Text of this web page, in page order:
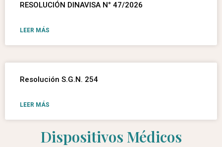
RESOLUCIÓN DINAVISA N° 47/2026
LEER MÁS
Resolución S.G.N. 254
LEER MÁS
Dispositivos Médicos